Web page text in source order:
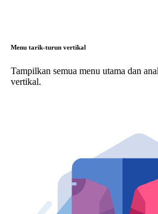
Menu tarik-turun vertikal
Tampilkan semua menu utama dan
vertikal.